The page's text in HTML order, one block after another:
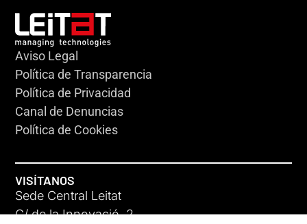
Aviso Legal
Política de Transparencia
Política de Privacidad
Canal de Denuncias
Política de Cookies
VISÍTANOS
Sede Central Leitat
C/ de la Innovació, 2